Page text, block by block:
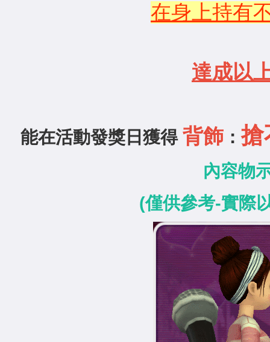
在身上持有
達成以
能在活動發獎日獲得 背飾 ：搶
內容物
(僅供參考-實際